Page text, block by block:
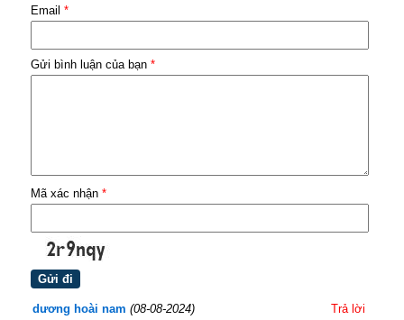
Email *
Gửi bình luận của bạn *
Mã xác nhận *
dương hoài nam (08-08-2024)
Trả lời